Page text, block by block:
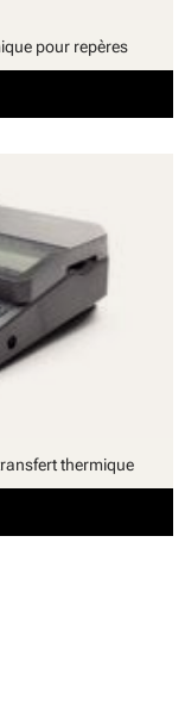
pour repères
thermique